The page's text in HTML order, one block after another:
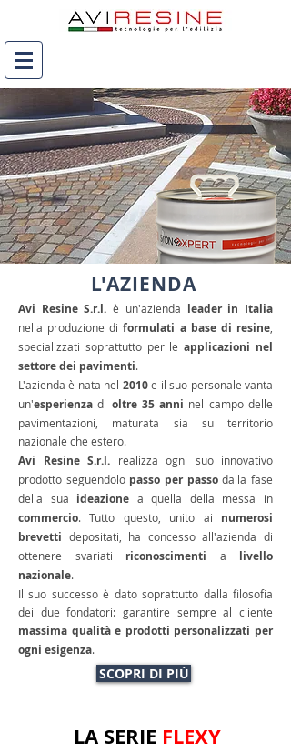
L'AZIENDA
Avi Resine S.r.l. è un'azienda leader in Italia
nella produzione diformulati a base di resine
specializzati soprattutto per leapplicazioni nel
settore dei pavimenti.
L'azienda è nata nel 2010e il suo personale vanta
un'esperienza di oltre 35 anni nel campo delle
pavimentazioni, maturata sia su territorio
nazionale che estero.
Avi Resine S.r.l. realizza ogni suo innovativo
prodotto seguendolo passo per passodalla fase
della sua ideazione a quella della messa in
commercio. Tutto questo, unito ai numerosi
brevetti depositati, ha concesso all'azienda di
ottenere svariati riconoscimenti a livello
nazionale.
Il suo successo è dato soprattutto dalla filosofia
dei due fondatori: garantire sempre al cliente
massima qualità e prodotti personalizzati per
ogni esigenza.
SCOPRI DI PIÙ
LA SERIE FLEXY